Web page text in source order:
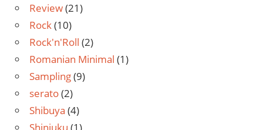
Review(21)
Rock(10)
Rock'n'Roll (2)
Romanian Minimal (1)
Sampling(9)
serato(2)
Shibuya (4)